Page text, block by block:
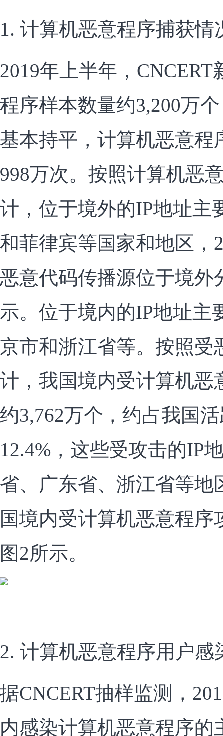
1. 计算机恶意程序捕获情
2019年上半年，
程序样本数量约3,200万
基本持平，计算机恶意程
998万次。按照计算机恶
计，位于境外的IP地址主
和菲律宾等国家和地区，
恶意代码传播源位于境外
示。位于境内的IP地址主
京市和浙江省等。按照受
计，我国境内受计算机恶
约3,762万个，约占我国
12.4%，这些受攻击的IP
省、广东省、浙江省等地
国境内受计算机恶意程序
图2所示。
2. 计算机恶意程序用户感
据CNCERT抽样监测，
内感染计算机恶意程序的